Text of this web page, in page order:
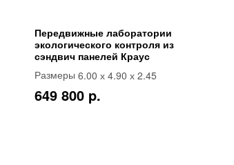
Передвижные лаборатории
экологического контроля из
сэндвич панелей Краус
Размеры 6.00 х 4.90 х 2.45
649 800 p.